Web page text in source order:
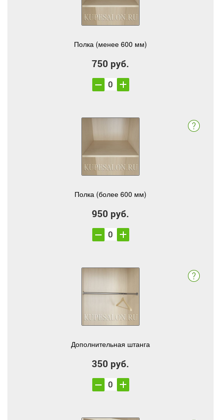
Полка (менее 600 мм)
750 руб.
Полка (более 600 мм)
950 руб.
Дополнительная штанга
350 руб.